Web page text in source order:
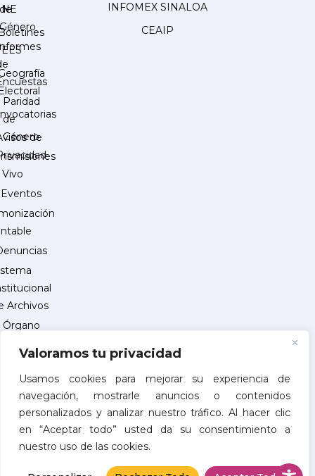
Valoramos tu privacidad
Usamos cookies para mejorar su experiencia de
navegación, mostrarle anuncios o contenidos
personalizados y analizar nuestro tráfico. Al hacer clic
en “Aceptar todo” usted da su consentimiento a
nuestro uso de las cookies.
de
de
Género
Paridad
de
Género
Eventos
Archivos
Órgano
Control
INSCRIPCIÓN
PROVEEDORES
INFOMEX SINALOA
CEAIP